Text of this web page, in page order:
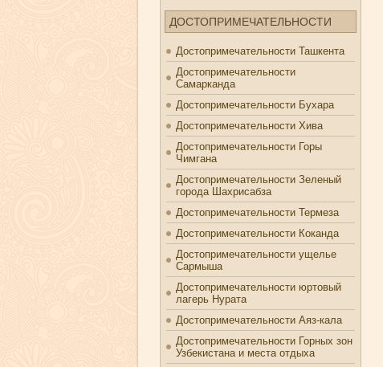
ДОСТОПРИМЕЧАТЕЛЬНОСТИ
Достопримечательности Ташкента
Достопримечательности
Самарканда
Достопримечательности Бухара
Достопримечательности Хива
Достопримечательности Горы
Чимгана
Достопримечательности Зеленый
города Шахрисабза
Достопримечательности Термеза
Достопримечательности Коканда
Достопримечательности ущелье
Сармыша
Достопримечательности юртовый
лагерь Нурата
Достопримечательности Аяз-кала
Достопримечательности Горных зон
Узбекистана и места отдыха